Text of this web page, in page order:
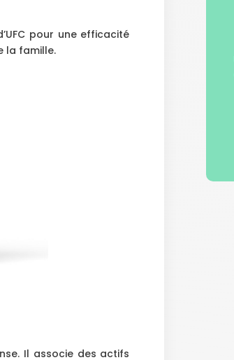
pour une efficacité
la famille.
Il associe des actifs